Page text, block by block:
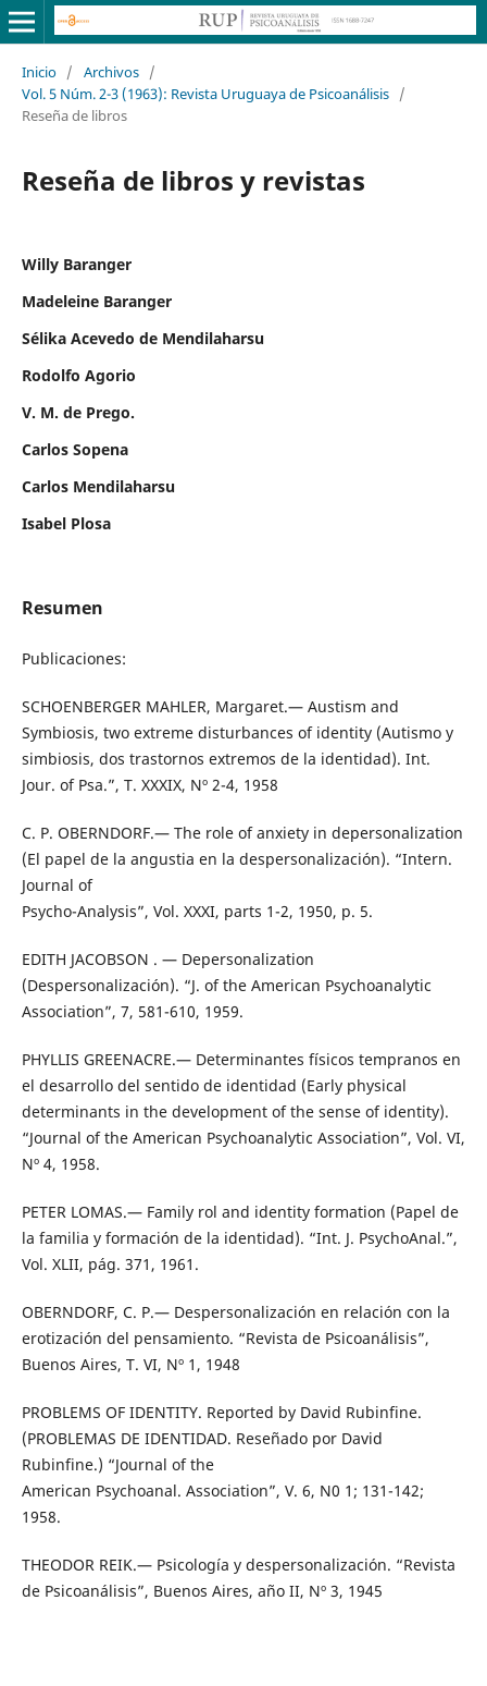
Inicio / Archivos /
Vol. 5 Núm. 2-3 (1963): Revista Uruguaya de Psicoanálisis /
Reseña de libros
Reseña de libros y revistas
Willy Baranger
Madeleine Baranger
Sélika Acevedo de Mendilaharsu
Rodolfo Agorio
V. M. de Prego.
Carlos Sopena
Carlos Mendilaharsu
Isabel Plosa
Resumen
Publicaciones:
SCHOENBERGER MAHLER, Margaret.— Austism and
Symbiosis, two extreme disturbances of identity (Autismo y
simbiosis, dos trastornos extremos de la identidad). Int.
Jour. of Psa.”, T. XXXIX, Nº 2-4, 1958
C. P. OBERNDORF.— The role of anxiety in depersonalization
(El papel de la angustia en la despersonalización). “Intern.
Journal of
Psycho-Analysis”, Vol. XXXI, parts 1-2, 1950, p. 5.
EDITH JACOBSON . — Depersonalization
(Despersonalización). “J. of the American Psychoanalytic
Association”, 7, 581-610, 1959.
PHYLLIS GREENACRE.— Determinantes físicos tempranos en
el desarrollo del sentido de identidad (Early physical
determinants in the development of the sense of identity).
“Journal of the American Psychoanalytic Association”, Vol. VI,
Nº 4, 1958.
PETER LOMAS.— Family rol and identity formation (Papel de
la familia y formación de la identidad). “Int. J. PsychoAnal.”,
Vol. XLII, pág. 371, 1961.
OBERNDORF, C. P.— Despersonalización en relación con la
erotización del pensamiento. “Revista de Psicoanálisis”,
Buenos Aires, T. VI, Nº 1, 1948
PROBLEMS OF IDENTITY. Reported by David Rubinfine.
(PROBLEMAS DE IDENTIDAD. Reseñado por David
Rubinfine.) “Journal of the
American Psychoanal. Association”, V. 6, N0 1; 131-142;
1958.
THEODOR REIK.— Psicología y despersonalización. “Revista
de Psicoanálisis”, Buenos Aires, año II, Nº 3, 1945